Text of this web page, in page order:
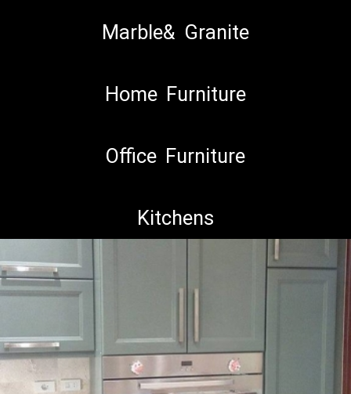
Marble& Granite
Home Furniture
Office Furniture
Kitchens